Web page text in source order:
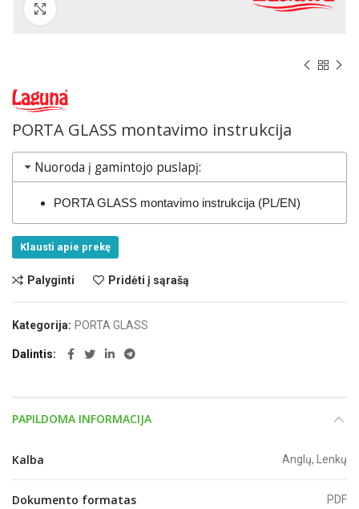
PORTA GLASS montavimo instrukcija
Nuoroda į gamintojo puslapį:
PORTA GLASS montavimo instrukcija (PL/EN)
Klausti apie prekę
Palyginti Pridėti į sąrašą
Kategorija: PORTA GLASS
Dalintis
PAPILDOMA INFORMACIJA
Kalba Anglų, Lenkų
Dokumento formatas PDF